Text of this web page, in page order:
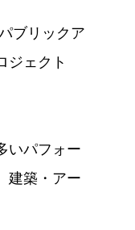
ブリックア
ジェクト
いパフォー
建築・アー